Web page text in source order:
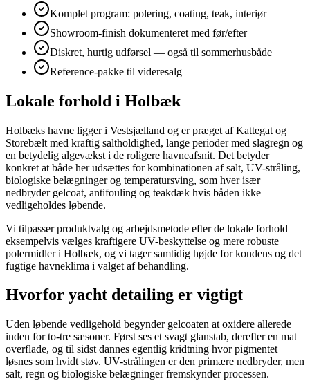
Komplet program: polering, coating, teak, interiør
Showroom-finish dokumenteret med før/efter
Diskret, hurtig udførsel — også til sommerhusbåde
Reference-pakke til videresalg
Lokale forhold i Holbæk
Holbæks havne ligger i Vestsjælland og er præget af Kattegat og
Storebælt med kraftig saltholdighed, lange perioder med slagregn og
en betydelig algevækst i de roligere havneafsnit. Det betyder
konkret at både her udsættes for kombinationen af salt, UV-stråling,
biologiske belægninger og temperatursving, som hver især
nedbryder gelcoat, antifouling og teakdæk hvis båden ikke
vedligeholdes løbende.
Vi tilpasser produktvalg og arbejdsmetode efter de lokale forhold —
eksempelvis vælges kraftigere UV-beskyttelse og mere robuste
polermidler i Holbæk, og vi tager samtidig højde for kondens og det
fugtige havneklima i valget af behandling.
Hvorfor yacht detailing er vigtigt
Uden løbende vedligehold begynder gelcoaten at oxidere allerede
inden for to-tre sæsoner. Først ses et svagt glanstab, derefter en mat
overflade, og til sidst dannes egentlig kridtning hvor pigmentet
løsnes som hvidt støv. UV-strålingen er den primære nedbryder, men
salt, regn og biologiske belægninger fremskynder processen.